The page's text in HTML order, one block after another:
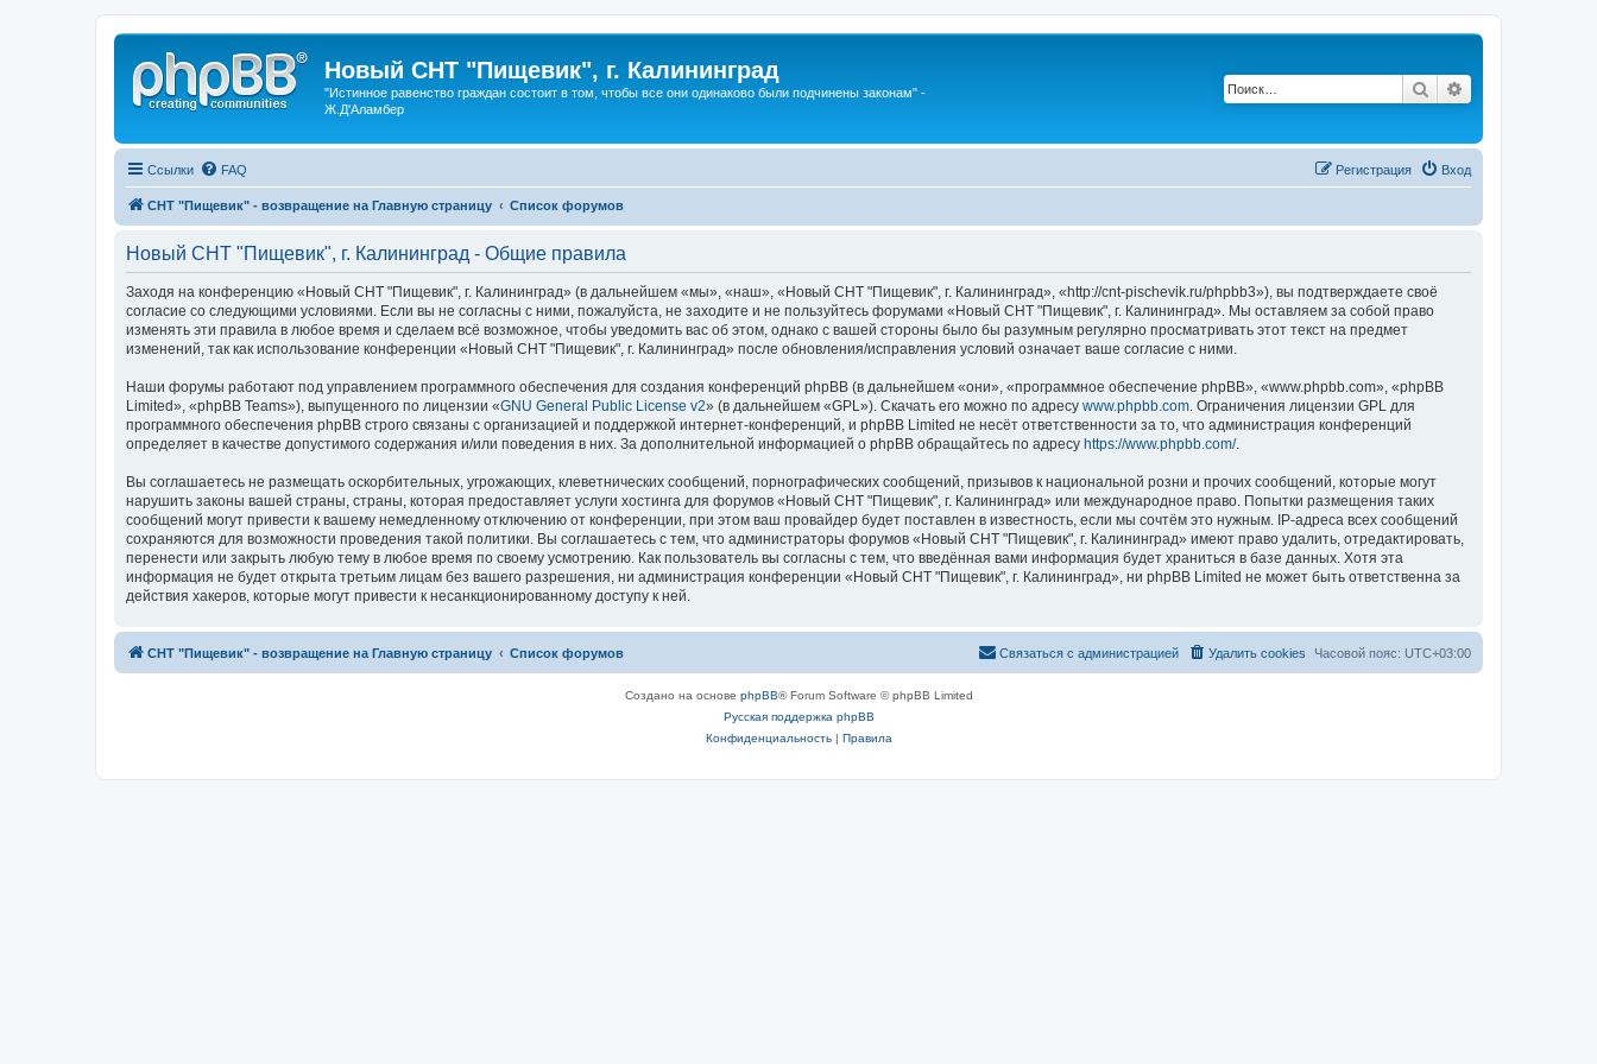
Новый СНТ "Пищевик", г. Калининград
"Истинное равенство граждан состоит в том, чтобы все они одинаково были подчинены законам" -
Ж.Д'Аламбер
Поиск
Ссылки FAQ Вход
Регистрация
СНТ "Пищевик" - возвращение на Главную страницу Список форумов
Новый СНТ "Пищевик", г. Калининград - Общие правила
Заходя на конференцию «Новый СНТ "Пищевик", г. Калининград» (в дальнейшем «мы», «наш», «Новый СНТ "Пищевик", г. Калининград», «http://cnt-pischevik.ru/phpbb3»), вы подтверждаете своё
согласие со следующими условиями. Если вы не согласны с ними, пожалуйста, не заходите и не пользуйтесь форумами «Новый СНТ "Пищевик", г. Калининград». Мы оставляем за собой право
изменять эти правила в любое время и сделаем всё возможное, чтобы уведомить вас об этом, однако с вашей стороны было бы разумным регулярно просматривать этот текст на предмет
изменений, так как использование конференции «Новый СНТ "Пищевик", г. Калининград» после обновления/исправления условий означает ваше согласие с ними.
Наши форумы работают под управлением программного обеспечения для создания конференций phpBB (в дальнейшем «они», «программное обеспечение phpBB», «www.phpbb.com», «phpBB
Limited», «phpBB Teams»), выпущенного по лицензии «GNU General Public License v2» (в дальнейшем «GPL»). Скачать его можно по адресу www.phpbb.com . Ограничения лицензии GPL для
программного обеспечения phpBB строго связаны с организацией и поддержкой интернет-конференций, и phpBB Limited не несёт ответственности за то, что администрация конференций
определяет в качестве допустимого содержания и/или поведения в них. За дополнительной информацией о phpBB обращайтесь по адресу https://www.phpbb.com/.
Вы соглашаетесь не размещать оскорбительных, угрожающих, клеветнических сообщений, порнографических сообщений, призывов к национальной розни и прочих сообщений, которые могут
нарушить законы вашей страны, страны, которая предоставляет услуги хостинга для форумов «Новый СНТ "Пищевик", г. Калининград» или международное право. Попытки размещения таких
сообщений могут привести к вашему немедленному отключению от конференции, при этом ваш провайдер будет поставлен в известность, если мы сочтём это нужным. IP-адреса всех сообщений
сохраняются для возможности проведения такой политики. Вы соглашаетесь с тем, что администраторы форумов «Новый СНТ "Пищевик", г. Калининград» имеют право удалить, отредактировать,
перенести или закрыть любую тему в любое время по своему усмотрению. Как пользователь вы согласны с тем, что введённая вами информация будет храниться в базе данных. Хотя эта
информация не будет открыта третьим лицам без вашего разрешения, ни администрация конференции «Новый СНТ "Пищевик", г. Калининград», ни phpBB Limited не может быть ответственна за
действия хакеров, которые могут привести к несанкционированному доступу к ней.
СНТ "Пищевик" - возвращение на Главную страницу Список форумов Часовой пояс: UTC+03:00
Удалить cookies
Связаться с администрацией
Создано на основе phpBB® Forum Software © phpBB Limited
Русская поддержка phpBB
Конфиденциальность| Правила